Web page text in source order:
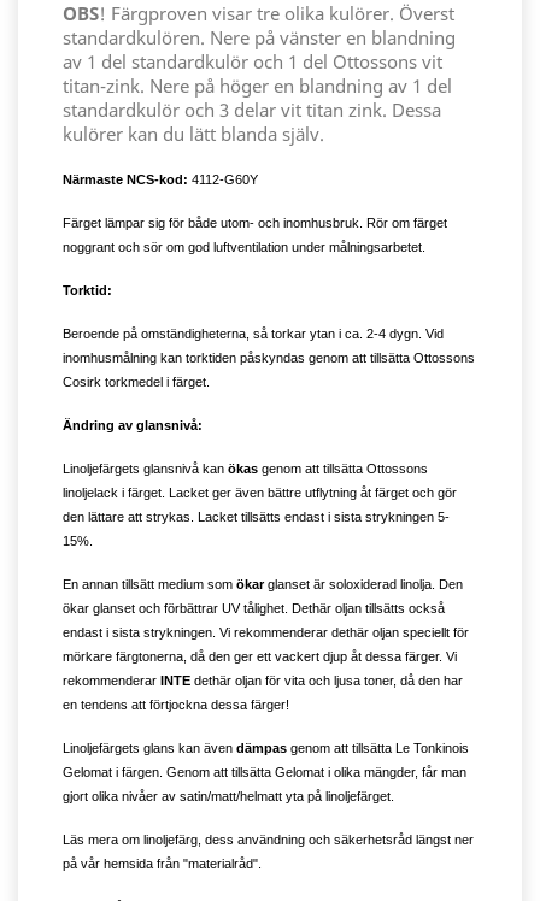
OBS! Färgproven visar tre olika kulörer. Överst
standardkulören. Nere på vänster en blandning
av 1 del standardkulör och 1 del Ottossons vit
titan-zink. Nere på höger en blandning av 1 del
standardkulör och 3 delar vit titan zink. Dessa
kulörer kan du lätt blanda själv.
Närmaste NCS-kod: 4112-G60Y
Färget lämpar sig för både utom- och inomhusbruk. Rör om färget
noggrant och sör om god luftventilation under målningsarbetet.
Torktid:
Beroende på omständigheterna, så torkar ytan i ca. 2-4 dygn. Vid
inomhusmålning kan torktiden påskyndas genom att tillsätta Ottossons
Cosirk torkmedel i färget.
Ändring av glansnivå:
Linoljefärgets glansnivå kan ökas genom att tillsätta Ottossons
linoljelack i färget. Lacket ger även bättre utflytning åt färget och gör
den lättare att strykas. Lacket tillsätts endast i sista strykningen 5-
15%.
En annan tillsätt medium som ökarglanset är soloxiderad linolja. Den
ökar glanset och förbättrar UV tålighet. Dethär oljan tillsätts också
endast i sista strykningen. Vi rekommenderar dethär oljan speciellt för
mörkare färgtonerna, då den ger ett vackert djup åt dessa färger. Vi
rekommenderar
INTE dethär oljan för vita och ljusa toner, då den har
en tendens att förtjockna dessa färger!
Linoljefärgets glans kan även dämpas genom att tillsätta Le Tonkinois
Gelomat i färgen. Genom att tillsätta Gelomat i olika mängder, får man
gjort olika nivåer av satin/matt/helmatt yta på linoljefärget.
Läs mera om linoljefärg, dess användning och säkerhetsråd längst ner
på vår hemsida från "materialråd".